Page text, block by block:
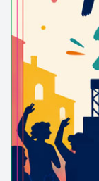
balear
còdols.
Els còdols
pastosos i
aquest
terrenys
de
anà
brusquedat